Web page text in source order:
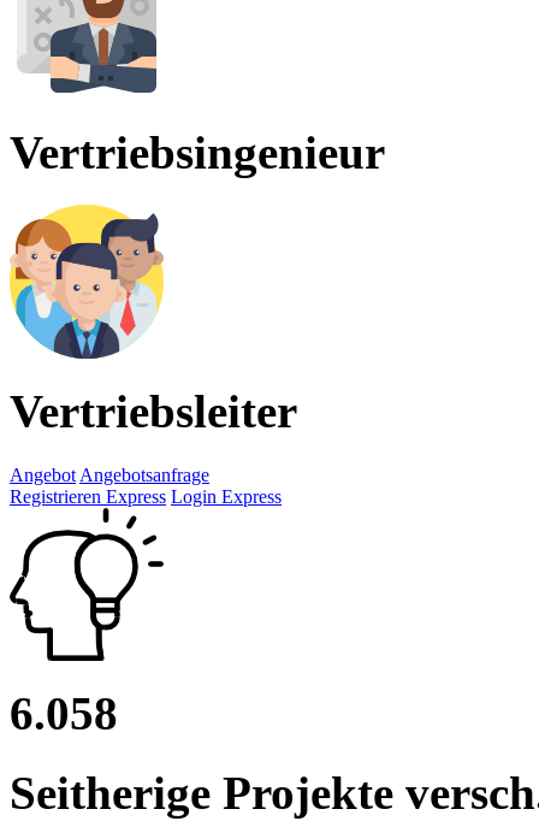
Vertriebsingenieur
Vertriebsleiter
Angebot Angebotsanfrage
Registrieren Express Login Express
6.058
Seitherige Projekte